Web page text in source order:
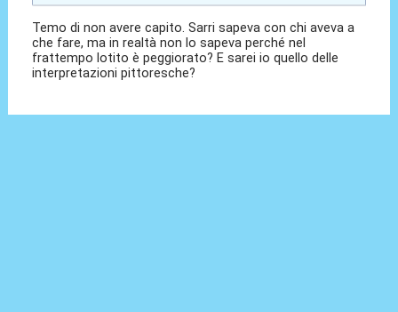
Temo di non avere capito. Sarri sapeva con chi aveva a
che fare, ma in realtà non lo sapeva perché nel
frattempo lotito è peggiorato? E sarei io quello delle
interpretazioni pittoresche?